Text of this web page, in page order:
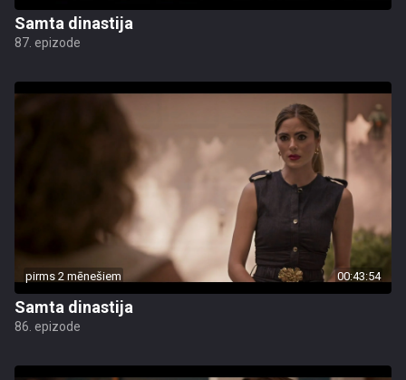
Samta dinastija
87. epizode
pirms 2 mēnešiem 00:43:54
Samta dinastija
86. epizode